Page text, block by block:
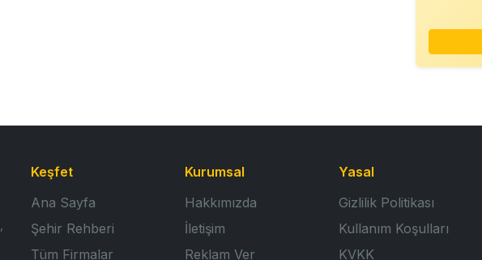
Keşfet
Ana Sayfa
Şehir Rehberi
Tüm Firmalar
Kurumsal
Hakkımızda
İletişim
Reklam Ver
Yasal
Gizlilik Politikası
Kullanım Koşulları
KVKK